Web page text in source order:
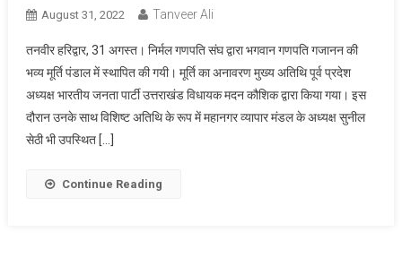
August 31, 2022 Tanveer Ali
तनवीर हरिद्वार, 31 अगस्त। निर्मल गणपति संघ द्वारा भगवान गणपति गजानन की
भव्य मूर्ति पंडाल में स्थापित की गयी। मूर्ति का अनावरण मुख्य अतिथि पूर्व प्रदेश
अध्यक्ष भारतीय जनता पार्टी उत्तराखंड विधायक मदन कौशिक द्वारा किया गया। इस
दौरान उनके साथ विशिष्ट अतिथि के रूप में महानगर व्यापार मंडल के अध्यक्ष सुनील
सेठी भी उपस्थित […]
Continue Reading